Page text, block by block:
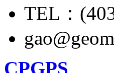
TEL：
CPGPS